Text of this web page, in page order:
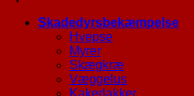
Skadedyrsbekæmpelse
Hvepse
Myrer
Skægkræ
Væggelus
Kakerlakker